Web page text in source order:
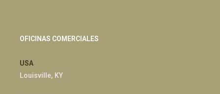
OFICINAS COMERCIALES
USA
Louisville, KY